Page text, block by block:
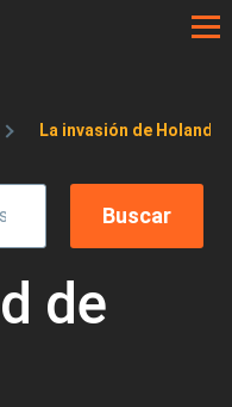
de ayuda a la
La invasión de Holanda
de